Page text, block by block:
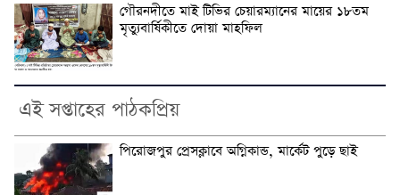
গৌরনদীতে মাই টিভির চেয়ারম্যানের মায়ের ১৮তম
মৃত্যুবার্ষিকীতে দোয়া মাহফিল
এই সপ্তাহের পাঠকপ্রিয়
পিরোজপুর প্রেসক্লাবে অগ্নিকান্ড, মার্কেট পুড়ে ছাই